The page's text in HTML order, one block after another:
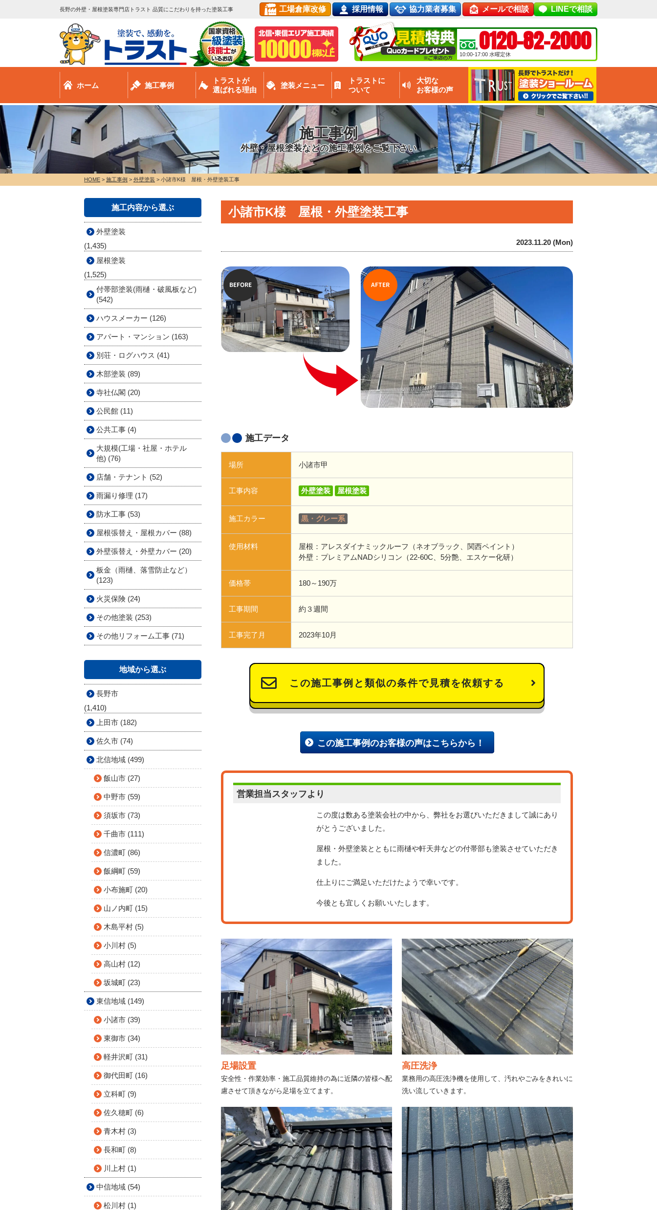
長野の外壁・屋根塗装専門店トラスト 品質にこだわりを持った塗装工事 工場倉庫改修 採用情報 協力業者募集 メールで相談 LINEで相談
0120-82-2000
10:00-17:00 水曜定休
ホーム 施工事例
トラストが
選ばれる理由
塗装メニュー
トラストに
ついて
大切な
お客様の声
施工事例
外壁・屋根塗装などの施工事例をご覧下さい
HOME > 施工事例 > 外壁塗装 > 小諸市K様 屋根・外壁塗装工事
小諸市K様 屋根・外壁塗装工事
2023.11.20 (Mon)
AFTER
BEFORE
施工データ
場所 小諸市甲
工事内容 外壁塗装 屋根塗装
施工カラー 黒・グレー系
使用材料
屋根：アレスダイナミックルーフ（ネオブラック、関西ペイント）
外壁：プレミアムNADシリコン（22-60C、5分艶、エスケー化研）
価格帯 180～190万
工事期間 約３週間
工事完了月 2023年10月
この施工事例と類似の条件で見積を依頼する
この施工事例のお客様の声はこちらから！
営業担当スタッフより
この度は数ある塗装会社の中から、弊社をお選びいただきまして誠にあり
がとうございました。
屋根・外壁塗装とともに雨樋や軒天井などの付帯部も塗装させていただき
ました。
仕上りにご満足いただけたようで幸いです。
今後とも宜しくお願いいたします。
足場設置
安全性・作業効率・施工品質維持の為に近隣の皆様へ配
慮させて頂きながら足場を立てます。
高圧洗浄
業務用の高圧洗浄機を使用して、汚れやごみをきれいに
洗い流していきます。
施工内容から選ぶ
外壁塗装
(1,435)
屋根塗装
(1,525)
付帯部塗装(雨樋・破風板など)
(542)
ハウスメーカー (126)
アパート・マンション (163)
別荘・ログハウス (41)
木部塗装 (89)
寺社仏閣 (20)
公民館 (11)
公共工事 (4)
大規模(工場・社屋・ホテル
他) (76)
店舗・テナント (52)
雨漏り修理 (17)
防水工事 (53)
屋根張替え・屋根カバー (88)
外壁張替え・外壁カバー (20)
板金（雨樋、落雪防止など）
(123)
火災保険 (24)
その他塗装 (253)
その他リフォーム工事 (71)
地域から選ぶ
長野市
(1,410)
上田市 (182)
佐久市 (74)
北信地域 (499)
飯山市 (27)
中野市 (59)
須坂市 (73)
千曲市 (111)
信濃町 (86)
飯綱町 (59)
小布施町 (20)
山ノ内町 (15)
木島平村 (5)
小川村 (5)
高山村 (12)
坂城町 (23)
東信地域 (149)
小諸市 (39)
東御市 (34)
軽井沢町 (31)
御代田町 (16)
立科町 (9)
佐久穂町 (6)
青木村 (3)
長和町 (8)
川上村 (1)
中信地域 (54)
松川村 (1)